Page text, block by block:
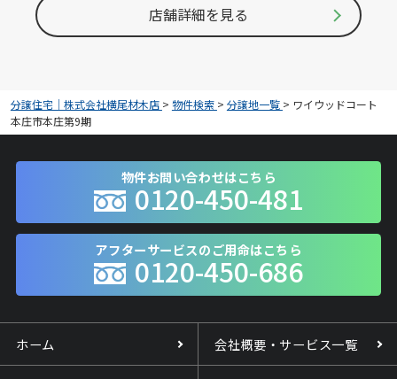
店舗詳細を見る
分譲住宅｜株式会社横尾材木店 > 物件検索 > 分譲地一覧 > ワイウッドコート
本庄市本庄第9期
物件お問い合わせはこちら
0120-450-481
アフターサービスのご用命はこちら
0120-450-686
ホーム 会社概要・サービス一覧